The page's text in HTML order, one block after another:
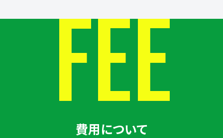
FEE
費用について